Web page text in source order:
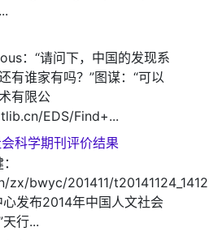
：“请问下，中国的发现系
有谁家有吗？”图谋：“可以
有限公
EDS/Find+...
科学期刊评价结果
zx/bwyc/201411/
发布2014年中国人文社会
行...